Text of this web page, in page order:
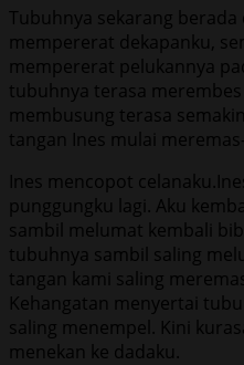
Tubuhnya sekarang berada
mempererat dekapanku,
mempererat pelukannya
tubuhnya terasa
membusung terasa
tangan Ines mulai
Ines mencopot
punggungku lagi. Aku
sambil melumat kembali
tubuhnya sambil saling
tangan kami saling
Kehangatan menyertai
saling menempel. Kini
menekan ke dadaku.